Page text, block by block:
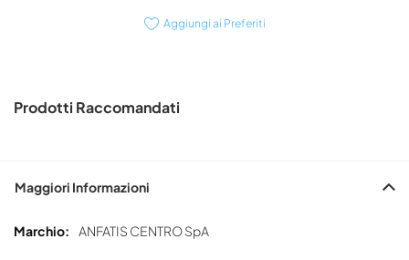
Aggiungi ai Preferiti
Prodotti Raccomandati
Maggiori Informazioni
Maggiori
ANFATIS CENTRO SpA